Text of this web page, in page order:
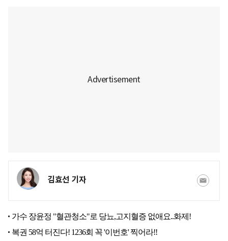
김효선 기자